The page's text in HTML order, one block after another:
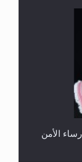
الحفظ
الأمن